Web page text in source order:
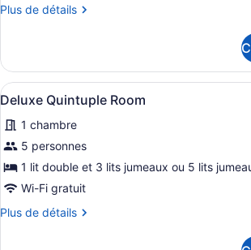
de
quadruple
supérieure
Plus de détails
Plus
Chambre
quadruple
supérieure
Afficher
toutes
les
photos
pour
ce
de
Une
5
Deluxe Quintuple Room
1 chambre
5 personnes
1 lit double et 3 lits jumeaux ou 5 lits
Wi-Fi gratuit
Plus de détails
Plus